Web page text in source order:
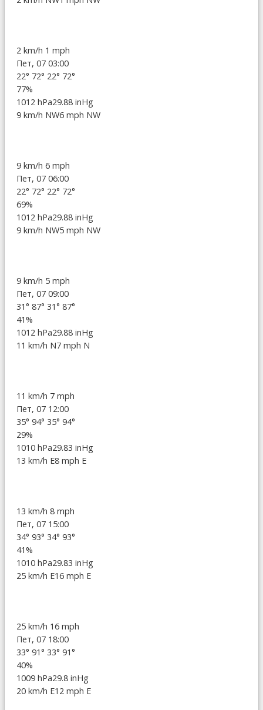
2 km/h 1 mph
Пет, 07 03:00
22° 72° 22° 72°
77%
1012 hPa29.88 inHg
9 km/h NW6 mph NW
9 km/h 6 mph
Пет, 07 06:00
22° 72° 22° 72°
69%
1012 hPa29.88 inHg
9 km/h NW5 mph NW
9 km/h 5 mph
Пет, 07 09:00
31° 87° 31° 87°
41%
1012 hPa29.88 inHg
11 km/h N7 mph N
11 km/h 7 mph
Пет, 07 12:00
35° 94° 35° 94°
29%
1010 hPa29.83 inHg
13 km/h E8 mph E
13 km/h 8 mph
Пет, 07 15:00
34° 93° 34° 93°
41%
1010 hPa29.83 inHg
25 km/h E16 mph E
25 km/h 16 mph
Пет, 07 18:00
33° 91° 33° 91°
40%
1009 hPa29.8 inHg
20 km/h E12 mph E